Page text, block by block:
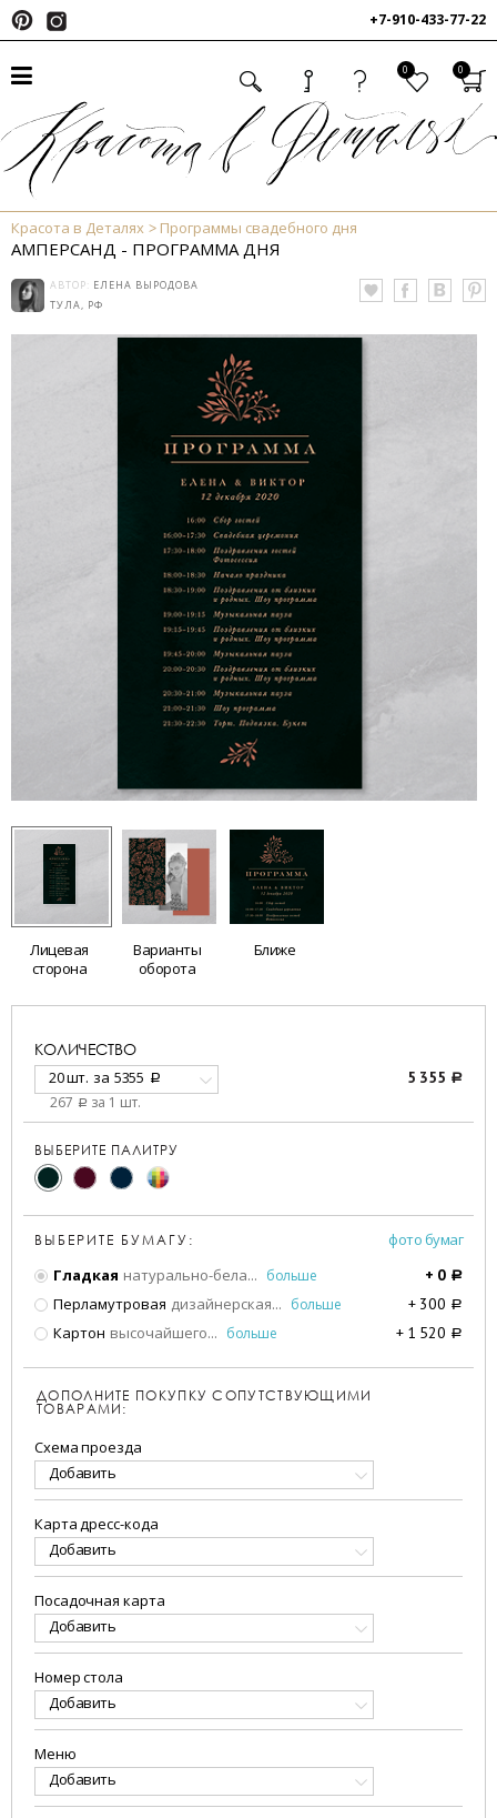
+7-910-433-77-22
0 0
Красота в Деталях Программы свадебного дня
АМПЕРСАНД - ПРОГРАММА ДНЯ
АВТОР: ЕЛЕНА ВЫРОДОВА
ТУЛА, РФ
Лицевая
сторона
Варианты
оборота
Ближе
КОЛИЧЕСТВО
20 шт. за 5355 a
267 a за 1 шт.
5 355 a
ВЫБЕРИТЕ ПАЛИТРУ
ВЫБЕРИТЕ БУМАГУ:
фото бумаг
Гладкая натурально-бела... больше + 0 a
Перламутровая дизайнерская... больше + 300 a
Картон высочайшего... больше + 1 520 a
ДОПОЛНИТЕ ПОКУПКУ СОПУТСТВУЮЩИМИ
ТОВАРАМИ:
Схема проезда
Добавить
Карта дресс-кода
Добавить
Посадочная карта
Добавить
Номер стола
Добавить
Меню
Добавить